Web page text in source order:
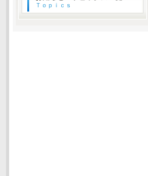
Ｔｏｐｉｃｓ